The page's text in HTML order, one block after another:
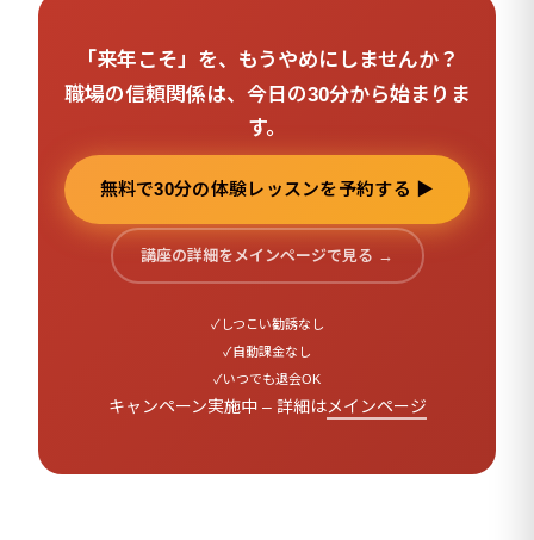
「来年こそ」を、もうやめにしませんか？
職場の信頼関係は、今日の30分から始まりま
す。
無料で30分の体験レッスンを予約する ▶
講座の詳細をメインページで見る →
✓しつこい勧誘なし
✓自動課金なし
✓いつでも退会OK
キャンペーン実施中 – 詳細はメインページ